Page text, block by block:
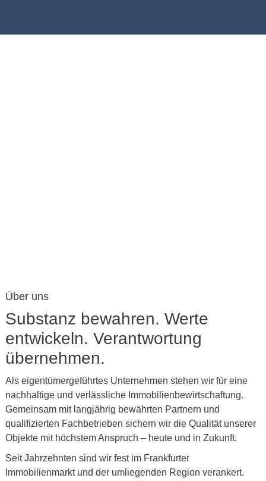
Über uns
Substanz bewahren. Werte
entwickeln. Verantwortung
übernehmen.
Als eigentümergeführtes Unternehmen stehen wir für eine
nachhaltige und verlässliche Immobilienbewirtschaftung.
Gemeinsam mit langjährig bewährten Partnern und
qualifizierten Fachbetrieben sichern wir die Qualität unserer
Objekte mit höchstem Anspruch – heute und in Zukunft.
Seit Jahrzehnten sind wir fest im Frankfurter
Immobilienmarkt und der umliegenden Region verankert.